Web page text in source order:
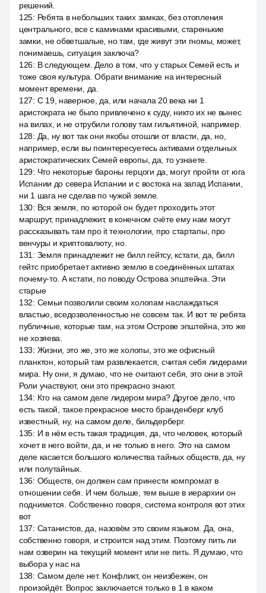
решений.
125: Ребята в небольших таких замках, без отопления
центрального, все с каминами красивыми, старенькие
замки, не обветшалые, но там, где живут эти гномы, может,
понимаешь, ситуация заключа?
126: В следующем. Дело в том, что у старых Семей есть и
тоже своя культура. Обрати внимание на интересный
момент времени, да.
127: С 19, наверное, да, или начала 20 века ни 1
аристократа не было привлечено к суду, никто их не вынес
на вилах, и не отрубили голову там гильятиной, например.
128: Да, ну вот так они якобы отошли от власти, да, но,
например, если вы поинтересуетесь активами отдельных
аристократических Семей европы, да, то узнаете.
129: Что некоторые бароны герцоги да, могут пройти от юга
Испании до севера Испании и с востока на запад Испании,
ни 1 шага не сделав по чужой земле.
130: Вся земля, по которой он будет проходить этот
маршрут, принадлежит, в конечном счёте ему нам могут
рассказывать там про it технологии, про стартапы, про
венчуры и криптовалюту, но.
131 : Земля принадлежит не билл гейтсу, кстати, да, билл
гейтс приобретает активно землю в соединённых штатах
почему-то. А кстати, по поводу Острова эпштейна. Эти
старые
132: Семьи позволили своим холопам наслаждаться
властью, вседозволенностью не совсем так. И вот те ребята
публичные, которые там, на этом Острове эпштейна, это же
не хозяева.
133: Жизни, это же, это же холопы, это же офисный
планктон, который там развлекается, считая себя лидерами
мира. Ну они, я думаю, что не считают себя, это они в этой
Роли участвуют, они это прекрасно знают.
134: Кто на самом деле лидером мира? Другое дело, что
есть такой, такое прекрасное место бранденберг клуб
известный, ну, на самом деле, бильдерберг.
135: И в нём есть такая традиция, да, что человек, который
хочет в него войти, да, и не только в него. Это на самом
деле касается большого количества тайных обществ, да, ну
или полутайных.
136: Обществ, он должен сам принести компромат в
отношении себя. И чем больше, тем выше в иерархии он
поднимется. Собственно говоря, система контроля вот этих
вот
137: Сатанистов, да, назовём это своим языком. Да, она,
собственно говоря, и строится над этим. Поэтому пить ли
нам озверин на текущий момент или не пить. Я думаю, что
выбора у нас на
138: Самом деле нет. Конфликт, он неизбежен, он
произойдёт. Вопрос заключается только в 1 в каком